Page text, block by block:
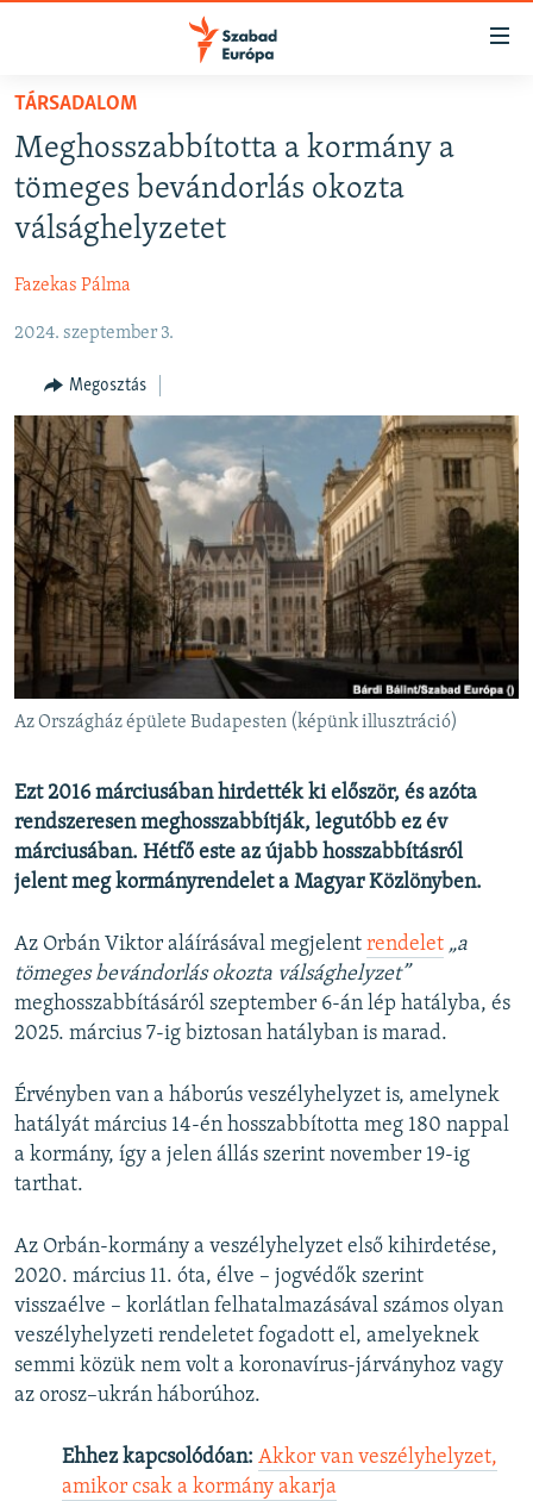
Akadálymentes
Ugrás
fő
oldalra
Ugrás
tartalomjegyzékre
NAPIRENDEN
AKTUÁLIS
PODCASTOK
ELEMZŐ
NER15
SZABADON
TÁRSADALOM
DEMOKRÁCIA
A PÉNZ NYOMÁBAN
EURÓPAI UNIÓ
VILÁG
KLÍMAVÁLTOZÁS
A MÚLT TANULSÁGAI
Valamennyi RFE/RL weboldal
TÁRSADALOM
Meghosszabbította a kormány a
tömeges bevándorlás okozta
válsághelyzetet
Fazekas Pálma
2024. szeptember 3.
Megosztás
Az Országház épülete Budapesten (képünk illusztráció)
Ezt 2016 márciusában hirdették ki először, és azóta
rendszeresen meghosszabbítják, legutóbb ez év
márciusában. Hétfő este az újabb hosszabbításról
jelent meg kormányrendelet a Magyar Közlönyben.
Az Orbán Viktor aláírásával megjelent rendelet „a
tömeges bevándorlás okozta válsághelyzet”
meghosszabbításáról szeptember 6-án lép hatályba, és
2025. március 7-ig biztosan hatályban is marad.
Érvényben van a háborús veszélyhelyzet is, amelynek
hatályát március 14-én hosszabbította meg 180 nappal
a kormány, így a jelen állás szerint november 19-ig
tarthat.
Az Orbán-kormány a veszélyhelyzet első kihirdetése,
2020. március 11. óta, élve – jogvédők szerint
visszaélve – korlátlan felhatalmazásával számos olyan
veszélyhelyzeti rendeletet fogadott el, amelyeknek
semmi közük nem volt a koronavírus-járványhoz vagy
az orosz–ukrán háborúhoz.
Ehhez kapcsolódóan: Akkor van veszélyhelyzet,
amikor csak a kormány akarja
FELIRATKOZÁS